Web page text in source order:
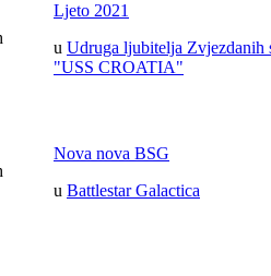
Ljeto 2021
u Udruga ljubitelja Zvjezdanih
"USS CROATIA"
Nova nova BSG
u Battlestar Galactica